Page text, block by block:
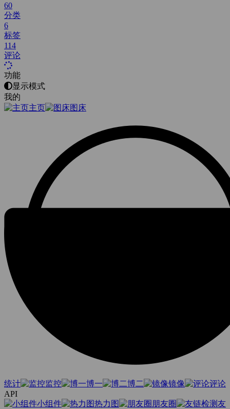
60
分类
6
标签
114
评论
功能
显示模式
我的
主页
图床
统计 监控 博一 博二 镜像
评论
API
小组件
热力图 朋友圈
友